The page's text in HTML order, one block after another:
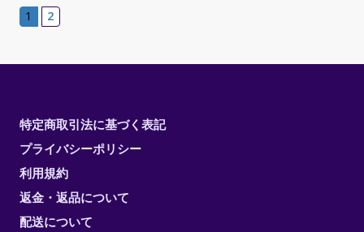
1 2
特定商取引法に基づく表記
プライバシーポリシー
利用規約
返金・返品について
配送について